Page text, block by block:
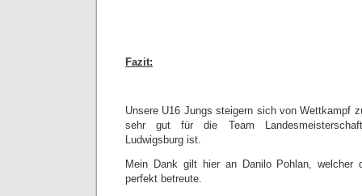
Fazit:
Unsere U16 Jungs steigern sich von Wettkampf
sehr gut für die Team
Ludwigsburg ist.
Mein Dank gilt hier an Danilo Pohlan, welcher
perfekt betreute.